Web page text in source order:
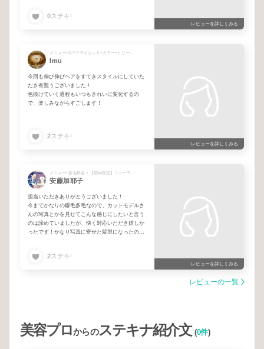
0ステキ!
レビューを詳しくみる
Imu
今回も伸び伸びヘアをすてきスタイルにしていた
だき有難うございました！
色抜けていく過程もいつもきれいに変化するの
で、楽しみながらすごします！
2ステキ!
レビューを詳しくみる
安藤加耶子
担当いただきありがとうございました！
今までかなりの癖毛多毛なので、カットモデルさ
んの写真とかを見せてこんな感じにしたいと言う
のは諦めていましたが、快く対応いただき嬉しか
ったです！かなり写真に寄せた髪型になったので
2ステキ!
レビューを詳しくみる
レビューの一覧
美容プロからのステキナ紹介文(0件)